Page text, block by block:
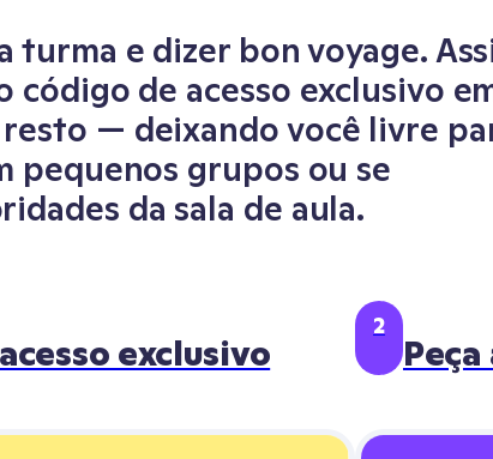
turma e dizer bon voyage.
código de acesso exclusivo
— deixando você livre
pequenos grupos ou se
da sala de aula.
exclusivo
2